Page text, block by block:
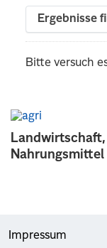
Nahrungsmittel
Ergebnisse
Bitte versuch
Impressum